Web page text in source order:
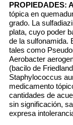
PROPIEDADES:
tópica en
grado. La
plata, cuyo poder
de la sulfonamida.
tales como
Aerobacter
(bacilo de
Staphylococcus
medicamento
cantidades de
sin significación,
expresa